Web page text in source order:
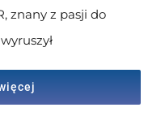
znany z pasji do